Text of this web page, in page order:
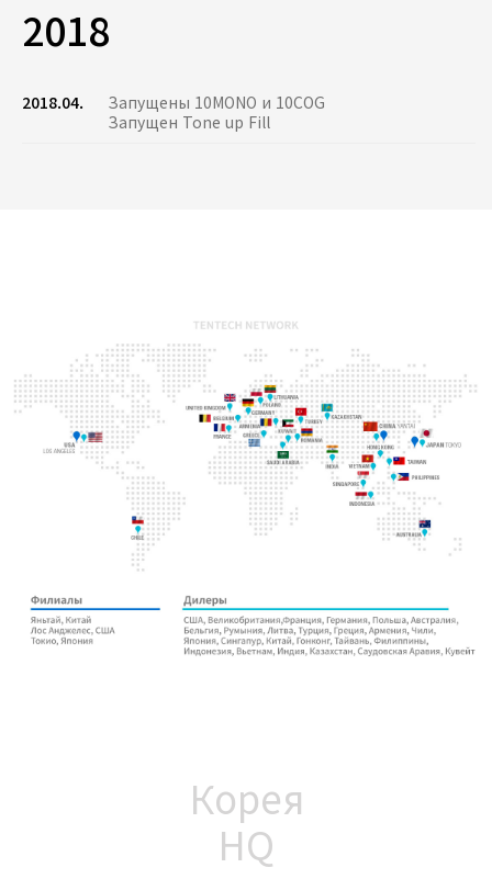
2018
2018.04.
Запущены 10MONO и 10COG
Запущен Tone up Fill
Корея
HQ